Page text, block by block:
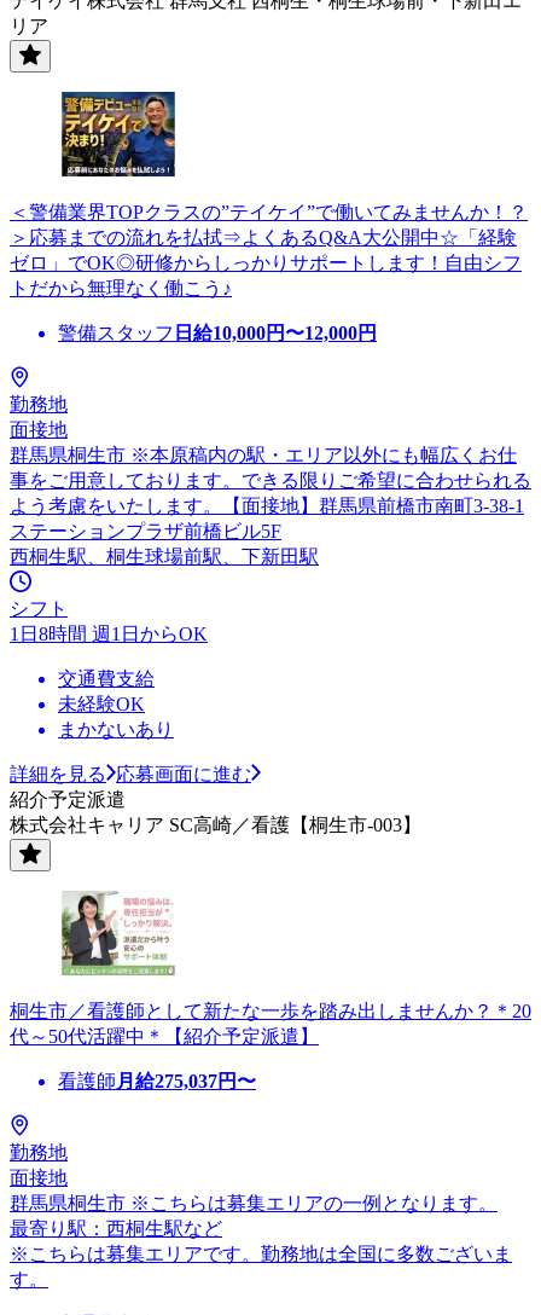
リア
＜警備業界TOPクラスの”テイケイ”で働いてみませんか！？
＞応募までの流れを払拭⇒よくあるQ&A大公開中☆「経験
ゼロ」でOK◎研修からしっかりサポートします！自由シフ
トだから無理なく働こう♪
警備スタッフ 日給10,000円〜12,000円
勤務地
面接地
群馬県桐生市 ※本原稿内の駅・エリア以外にも幅広くお仕
事をご用意しております。できる限りご希望に合わせられる
よう考慮をいたします。【面接地】群馬県前橋市南町3-38-1
ステーションプラザ前橋ビル5F
西桐生駅、桐生球場前駅、下新田駅
シフト
1日8時間 週1日からOK
交通費支給
未経験OK
まかないあり
詳細を見る
応募画面に進む
紹介予定派遣
株式会社キャリア SC高崎／看護【桐生市-003】
桐生市／看護師として新たな一歩を踏み出しませんか？＊20
代～50代活躍中＊【紹介予定派遣】
看護師 月給275,037円〜
勤務地
面接地
群馬県桐生市 ※こちらは募集エリアの一例となります。
最寄り駅：西桐生駅など
※こちらは募集エリアです。勤務地は全国に多数ございま
す。